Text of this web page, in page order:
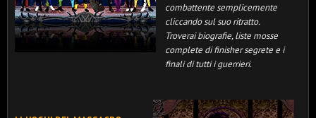
combattente semplicemente
cliccando sul suo ritratto.
Troverai biografie, liste mosse
complete di finisher segrete e i
finali di tutti i guerrieri.